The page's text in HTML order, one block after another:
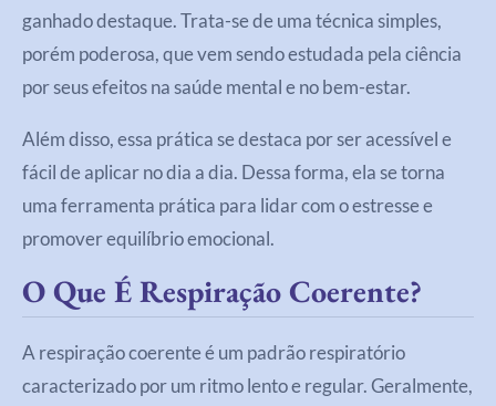
ganhado destaque. Trata-se de uma técnica simples,
porém poderosa, que vem sendo estudada pela ciência
por seus efeitos na saúde mental e no bem-estar.
Além disso, essa prática se destaca por ser acessível e
fácil de aplicar no dia a dia. Dessa forma, ela se torna
uma ferramenta prática para lidar com o estresse e
promover equilíbrio emocional.
O Que É Respiração Coerente?
A respiração coerente é um padrão respiratório
caracterizado por um ritmo lento e regular. Geralmente,